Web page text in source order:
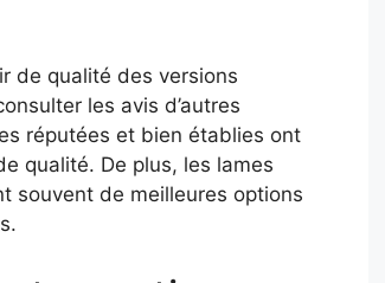
de qualité des versions
les avis d’autres
réputées et bien établies ont
qualité. De plus, les lames
souvent de meilleures options